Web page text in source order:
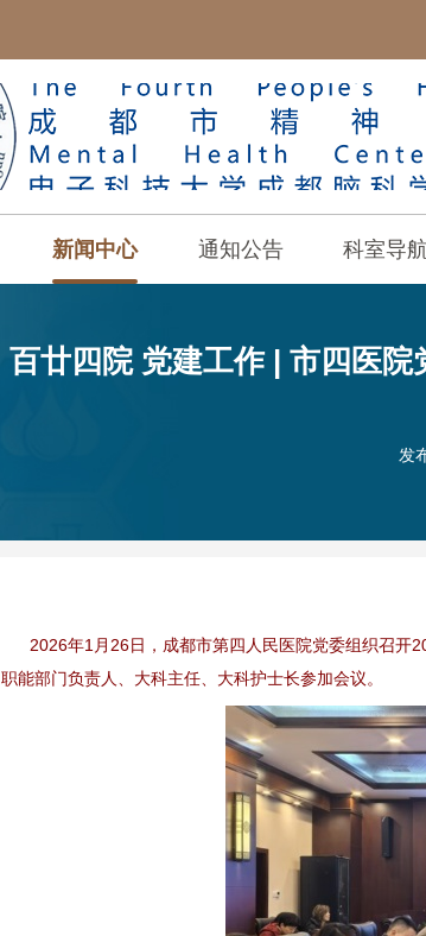
新闻中心 通知公告 科室导
百廿四院 党建工作 | 市四医
发
2026年1月26日，成都市第四人民医院党委组织召开
职能部门负责人、大科主任、大科护士长参加会议。